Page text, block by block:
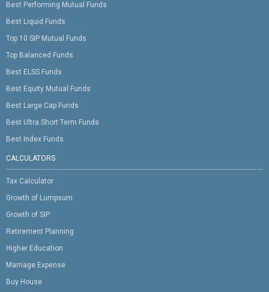
Best Performing Mutual Funds
Best Liquid Funds
Top 10 SIP Mutual Funds
Top Balanced Funds
Best ELSS Funds
Best Equity Mutual Funds
Best Large Cap Funds
Best Ultra Short Term Funds
Best Index Funds
CALCULATORS
Tax Calculator
Growth of Lumpsum
Growth of SIP
Retirement Planning
Higher Education
Marriage Expense
Buy House